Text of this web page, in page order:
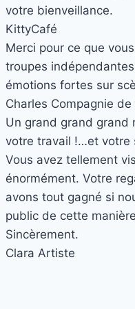
votre bienveillance.
KittyCafé
Merci pour ce que
troupes
émotions fortes sur
Charles Compagnie
Un grand grand grand
votre travail !…et votre
Vous avez tellement
énormément. Votre
avons tout gagné si
public de cette
Sincèrement.
Clara Artiste